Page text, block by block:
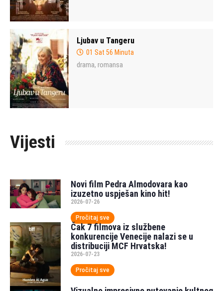
Ljubav u Tangeru
01 Sat 56 Minuta
drama, romansa
Vijesti
Novi film Pedra Almodovara kao
izuzetno uspješan kino hit!
2026-07-26
Pročitaj sve
Čak 7 filmova iz službene
konkurencije Venecije nalazi se u
distribuciji MCF Hrvatska!
2026-07-23
Pročitaj sve